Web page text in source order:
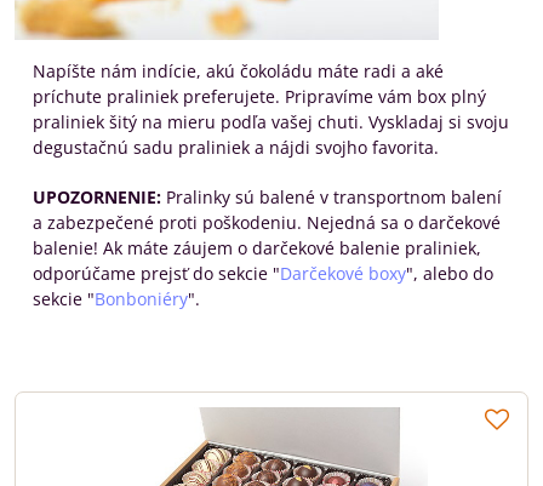
Napíšte nám indície, akú čokoládu máte radi a aké
príchute praliniek preferujete. Pripravíme vám box plný
praliniek šitý na mieru podľa vašej chuti. Vyskladaj si svoju
degustačnú sadu praliniek a nájdi svojho favorita.
UPOZORNENIE: Pralinky sú balené v transportnom balení
a zabezpečené proti poškodeniu. Nejedná sa o darčekové
balenie! Ak máte záujem o darčekové balenie praliniek,
odporúčame prejsť do sekcie "Darčekové boxy", alebo do
sekcie "Bonboniéry".